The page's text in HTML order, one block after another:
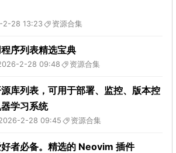
2-28 13:23 资源合集
序列表精选宝典
2-28 09:48 资源合集
库列表，可用于部署、监控、版本控
学习系统
2-28 09:45 资源合集
者必备。精选的 Neovim 插件